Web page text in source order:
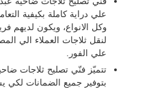
علي دراية كاملة بكيفية
وكل الانواع، ويكون لديهم
لنقل ثلاجات العملاء الي
علي الفور.
تتميّز فنّي تصليح ثلاجات
بتوفير جميع الضمانات لكي